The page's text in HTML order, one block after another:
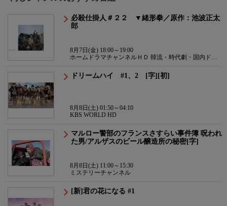
必殺仕掛人＃２２ ▼緒形拳／原作：池波正太
郎
8月7日(金) 18:00～19:00
ホームドラマチャンネルＨＤ 韓流・時代劇・国内ドラ
ドリームハイ #1、2 [字][初]
8月8日(土) 01:50～04:10
KBS WORLD HD
マルロー警部のフランスさすらい事件簿 呪われ
た男/アルザスのビール醸造所の秘密[字]
8月8日(土) 11:00～15:30
ミステリーチャンネル
[新]君の花になる #1